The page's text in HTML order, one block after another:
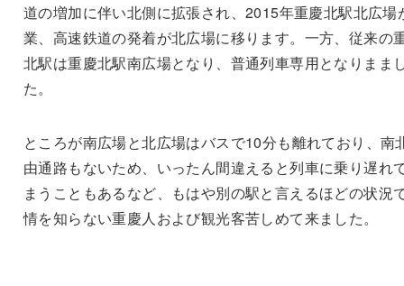
道の増加に伴い北側に拡張され、2015年重慶北駅北広場
業、高速鉄道の発着が北広場に移ります。一方、従来の
北駅は重慶北駅南広場となり、普通列車専用となりまま
た。
ところが南広場と北広場はバスで10分も離れており、南
由通路もないため、いったん間違えると列車に乗り遅れ
まうこともあるなど、もはや別の駅と言えるほどの状況
情を知らない重慶人および観光客苦しめて来ました。